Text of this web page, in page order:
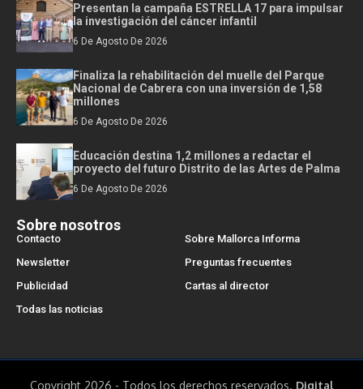
Presentan la campaña ESTRELLA 17 para impulsar
la investigación del cáncer infantil
6 De Agosto De 2026
Finaliza la rehabilitación del muelle del Parque
Nacional de Cabrera con una inversión de 1,58
millones
6 De Agosto De 2026
Educación destina 1,2 millones a redactar el
proyecto del futuro Distrito de las Artes de Palma
6 De Agosto De 2026
Sobre nosotros
Contacto
Sobre Mallorca Informa
Newsletter
Preguntas frecuentes
Publicidad
Cartas al director
Todas las noticias
Copyright 2026 - Todos los derechos reservados. Digital